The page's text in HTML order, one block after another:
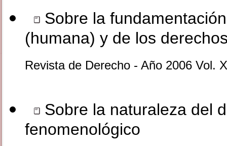
Sobre la
(humana) y de los
Revista de Derecho - Año 2006 Vol.
Sobre la naturaleza del
fenomenológico